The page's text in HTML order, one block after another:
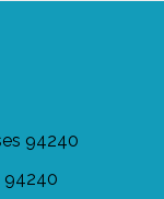
94240
94240